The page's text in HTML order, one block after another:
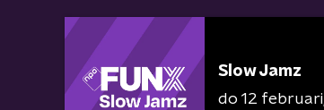
Slow Jamz
do 12 februari